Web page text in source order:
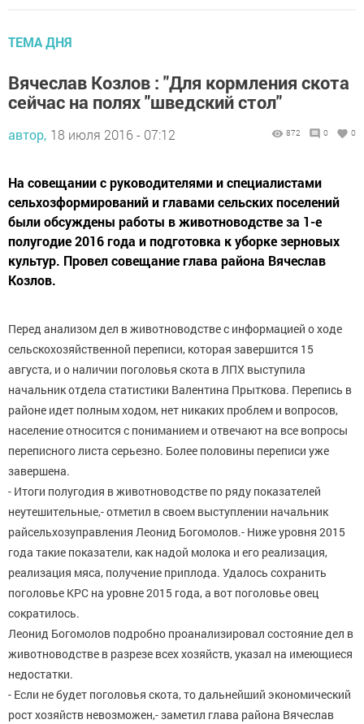
ТЕМА ДНЯ
Вячеслав Козлов : "Для кормления скота
сейчас на полях "шведский стол"
автор, 18 июля 2016 - 07:12 872 0 0
На совещании с руководителями и специалистами
сельхозформирований и главами сельских поселений
были обсуждены работы в животноводстве за 1-е
полугодие 2016 года и подготовка к уборке зерновых
культур. Провел совещание глава района Вячеслав
Козлов.
Перед анализом дел в животноводстве с информацией о ходе
сельскохозяйственной переписи, которая завершится 15
августа, и о наличии поголовья скота в ЛПХ выступила
начальник отдела статистики Валентина Прыткова. Перепись в
районе идет полным ходом, нет никаких проблем и вопросов,
население относится с пониманием и отвечают на все вопросы
переписного листа серьезно. Более половины переписи уже
завершена.
- Итоги полугодия в животноводстве по ряду показателей
неутешительные,- отметил в своем выступлении начальник
райсельхозуправления Леонид Богомолов.- Ниже уровня 2015
года такие показатели, как надой молока и его реализация,
реализация мяса, получение приплода. Удалось сохранить
поголовье КРС на уровне 2015 года, а вот поголовье овец
сократилось.
Леонид Богомолов подробно проанализировал состояние дел в
животноводстве в разрезе всех хозяйств, указал на имеющиеся
недостатки.
- Если не будет поголовья скота, то дальнейший экономический
рост хозяйств невозможен,- заметил глава района Вячеслав